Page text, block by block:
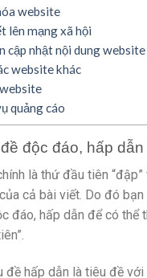
website
lên mạng xã hội
cập nhật nội dung website
website khác
quảng cáo
độc đáo, hấp dẫn
là thứ đầu tiên
cả bài viết. Do đó
đáo, hấp dẫn để có thể
đề hấp dẫn là tiêu đề với